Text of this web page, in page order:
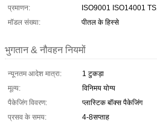
प्रमाणन:
ISO9001 ISO14001
मॉडल संख्या:
पीतल के हिस्से
भुगतान & नौवहन नियमों
न्यूनतम आदेश मात्रा:
1 टुकड़ा
मूल्य:
विनिमय योग्य
पैकेजिंग विवरण:
प्लास्टिक बॉक्स पैकेजिंग
प्रसव के समय:
4-8सप्ताह